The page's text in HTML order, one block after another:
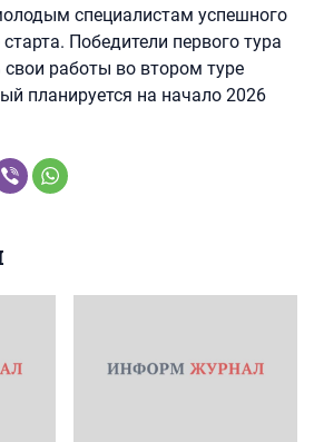
специалистам успешного
Победители первого тура
свои работы во втором туре
планируется на начало 2026